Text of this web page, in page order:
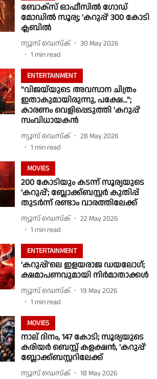
ബോക്സ് ഓഫീസിൽ ഗോഡ്
മോഡിൽ സൂര്യ; 'കറുപ്പ്' 300 കോടി
ക്ലബിൽ
ന്യൂസ് ഡെസ്ക്
30 May 2026
1 min read
ENTERTAINMENT
"വിജയ്‌യുടെ അവസാന ചിത്രം
ഇതാകുമായിരുന്നു, പക്ഷേ...";
കാരണം വെളിപ്പെടുത്തി 'കറുപ്പ്'
സംവിധായകൻ
ന്യൂസ് ഡെസ്ക്
28 May 2026
1 min read
MOVIES
200 കോടിയും കടന്ന് സൂര്യയുടെ
'കറുപ്പ്';‌ ബ്ലോക്ക്ബസ്റ്റർ കുതിപ്പ്
തുടർന്ന് രണ്ടാം വാരത്തിലേക്ക്
ന്യൂസ് ഡെസ്ക്
22 May 2026
1 min read
ENTERTAINMENT
'കറുപ്പി'ലെ ഇളയരാജ ഡയലോഗ്;
ക്ഷമാപണവുമായി നിർമാതാക്കൾ
ന്യൂസ് ഡെസ്ക്
19 May 2026
1 min read
MOVIES
നാല് ദിനം, 147 കോടി; സൂര്യയുടെ
കരിയർ ബെസ്റ്റ് കളക്ഷൻ, 'കറുപ്പ്'
ബ്ലോക്ക്ബസ്റ്ററിലേക്ക്
ന്യൂസ് ഡെസ്ക്
18 May 2026